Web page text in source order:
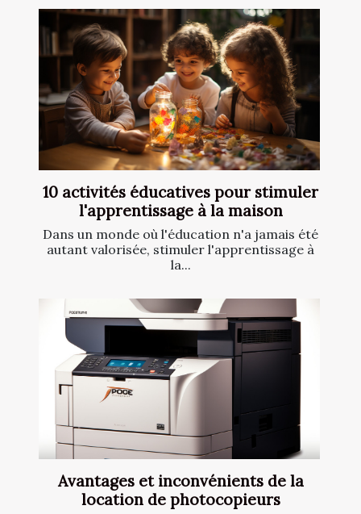
10 activités éducatives pour stimuler
l'apprentissage à la maison
Dans un monde où l'éducation n'a jamais été
autant valorisée, stimuler l'apprentissage à
la...
Avantages et inconvénients de la
location de photocopieurs